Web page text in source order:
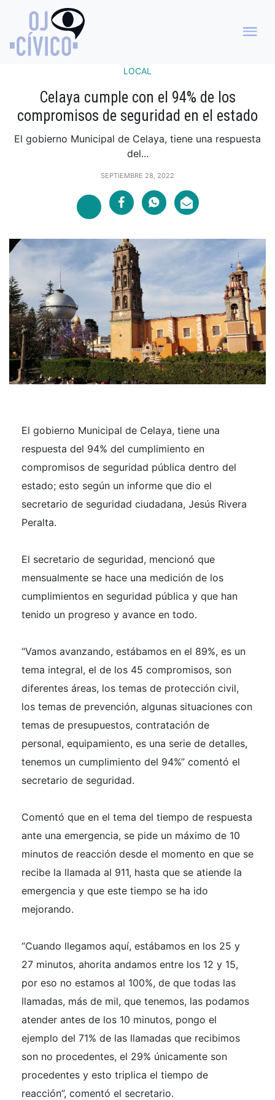
LOCAL
Celaya cumple con el 94% de los
compromisos de seguridad en el estado
El gobierno Municipal de Celaya, tiene una respuesta
del...
SEPTIEMBRE 28, 2022
El gobierno Municipal de Celaya, tiene una
respuesta del 94% del cumplimiento en
compromisos de seguridad pública dentro del
estado; esto según un informe que dio el
secretario de seguridad ciudadana, Jesús Rivera
Peralta.
El secretario de seguridad, mencionó que
mensualmente se hace una medición de los
cumplimientos en seguridad pública y que han
tenido un progreso y avance en todo.
“Vamos avanzando, estábamos en el 89%, es un
tema integral, el de los 45 compromisos, son
diferentes áreas, los temas de protección civil,
los temas de prevención, algunas situaciones con
temas de presupuestos, contratación de
personal, equipamiento, es una serie de detalles,
tenemos un cumplimiento del 94%” comentó el
secretario de seguridad.
Comentó que en el tema del tiempo de respuesta
ante una emergencia, se pide un máximo de 10
minutos de reacción desde el momento en que se
recibe la llamada al 911, hasta que se atiende la
emergencia y que este tiempo se ha ido
mejorando.
“Cuando llegamos aquí, estábamos en los 25 y
27 minutos, ahorita andamos entre los 12 y 15,
por eso no estamos al 100%, de que todas las
llamadas, más de mil, que tenemos, las podamos
atender antes de los 10 minutos, pongo el
ejemplo del 71% de las llamadas que recibimos
son no procedentes, el 29% únicamente son
procedentes y esto triplica el tiempo de
reacción”, comentó el secretario.